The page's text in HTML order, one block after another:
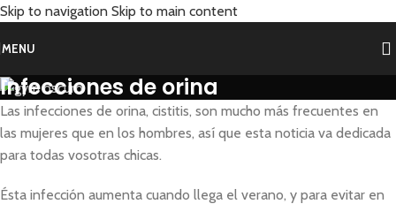
Skip to navigation Skip to main content
MENU
Infecciones de orina
Las infecciones de orina, cistitis, son mucho más frecuentes en
las mujeres que en los hombres, así que esta noticia va dedicada
para todas vosotras chicas.
Ésta infección aumenta cuando llega el verano, y para evitar en